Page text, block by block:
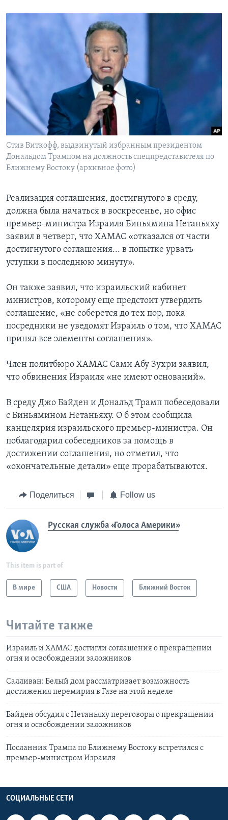
Стив Виткофф, выдвинутый избранным президентом
Дональдом Трампом на должность спецпредставителя по
Ближнему Востоку (архивное фото)
Реализация соглашения, достигнутого в среду,
должна была начаться в воскресенье, но офис
премьер-министра Израиля Биньямина Нетаньяху
заявил в четверг, что ХАМАС «отказался от части
достигнутого соглашения... в попытке урвать
уступки в последнюю минуту».
Он также заявил, что израильский кабинет
министров, которому еще предстоит утвердить
соглашение, «не соберется до тех пор, пока
посредники не уведомят Израиль о том, что ХАМАС
принял все элементы соглашения».
Член политбюро ХАМАС Сами Абу Зухри заявил,
что обвинения Израиля «не имеют оснований».
В среду Джо Байден и Дональд Трамп побеседовали
с Биньямином Нетаньяху. О б этом сообщила
канцелярия израильского премьер-министра. Он
поблагодарил собеседников за помощь в
достижении соглашения, но отметил, что
«окончательные детали» еще прорабатываются.
Поделиться Follow us
Русская служба «Голоса Америки»
This item is part of
В мире США Новости Ближний Восток
Читайте также
Израиль и ХАМАС достигли соглашения о прекращении
огня и освобождении заложников
Салливан: Белый дом рассматривает возможность
достижения перемирия в Газе на этой неделе
Байден обсудил с Нетаньяху переговоры о прекращении
огня и освобождении заложников
Посланник Трампа по Ближнему Востоку встретился с
премьер-министром Израиля
СОЦИАЛЬНЫЕ СЕТИ